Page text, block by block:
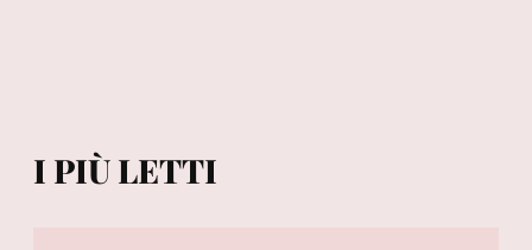
I PIÙ LETTI